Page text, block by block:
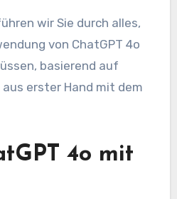
wir Sie durch alles,
von ChatGPT 4o
basierend auf
erster Hand mit dem
4o mit